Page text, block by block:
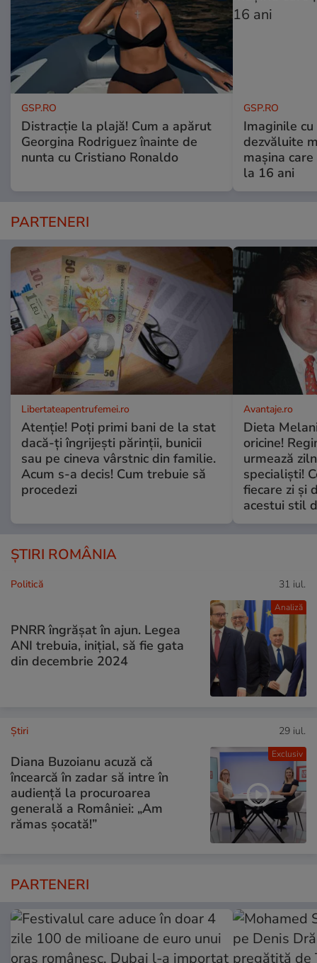
GSP.RO
Distracție la plajă! Cum a apărut
Georgina Rodriguez înainte de
nunta cu Cristiano Ronaldo
GSP.RO
Imaginile
dezvăluite
mașina
la 16 ani
PARTENERI
Libertateapentrufemei.ro
Atenție! Poți primi bani de la stat
dacă-ți îngrijești părinții, bunicii
sau pe cineva vârstnic din familie.
Acum s-a decis! Cum trebuie să
procedezi
Avantaje.ro
Dieta
oricine!
urmează
specialiști!
fiecare zi și
acestui stil
ȘTIRI ROMÂNIA
Analiză
Politică 31 iul.
PNRR îngrășat în ajun. Legea
ANI trebuia, inițial, să fie gata
din decembrie 2024
Exclusiv
Ştiri 29 iul.
Diana Buzoianu acuză că
încearcă în zadar să intre în
audiență la procuroarea
generală a României: „Am
rămas șocată!”
PARTENERI